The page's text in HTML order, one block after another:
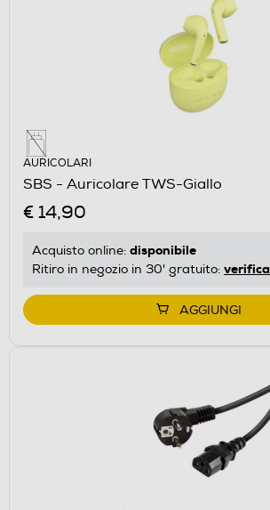
AURICOLARI
SBS - Auricolare TWS-Giallo
€ 14,90
Acquisto online: disponibile
Ritiro in negozio in 30' gratuito: verifica
AGGIUNGI